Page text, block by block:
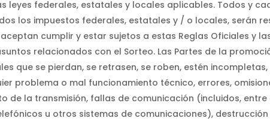
leyes federales, estatales y locales aplicables. Todos y
los impuestos federales, estatales y / o locales, serán
cumplir y estar sujetos a estas Reglas Oficiales y
relacionados con el Sorteo. Las Partes de la
que se pierdan, se retrasen, se roben, estén
problema o mal funcionamiento técnico, errores,
de la transmisión, fallas de comunicación (incluidos,
u otros sistemas de comunicaciones),